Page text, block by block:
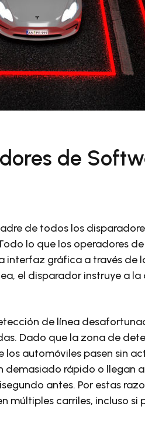
de
de todos los
lo que los operadores
interfaz gráfica a través de
el disparador instruye a
de línea
Dado que la zona de
automóviles pasen sin
demasiado rápido o llegan
antes. Por estas
carriles, incluso si